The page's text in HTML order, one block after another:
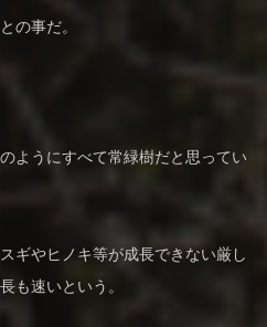
の事だ。
ようにすべて常緑樹だと思ってい
ギやヒノキ等が成長できない厳し
も速いという。